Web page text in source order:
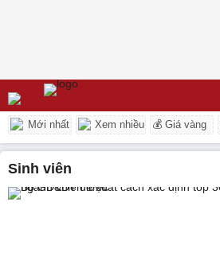
Mới nhất Xem nhiều 💰 Giá vàng
sinh viên